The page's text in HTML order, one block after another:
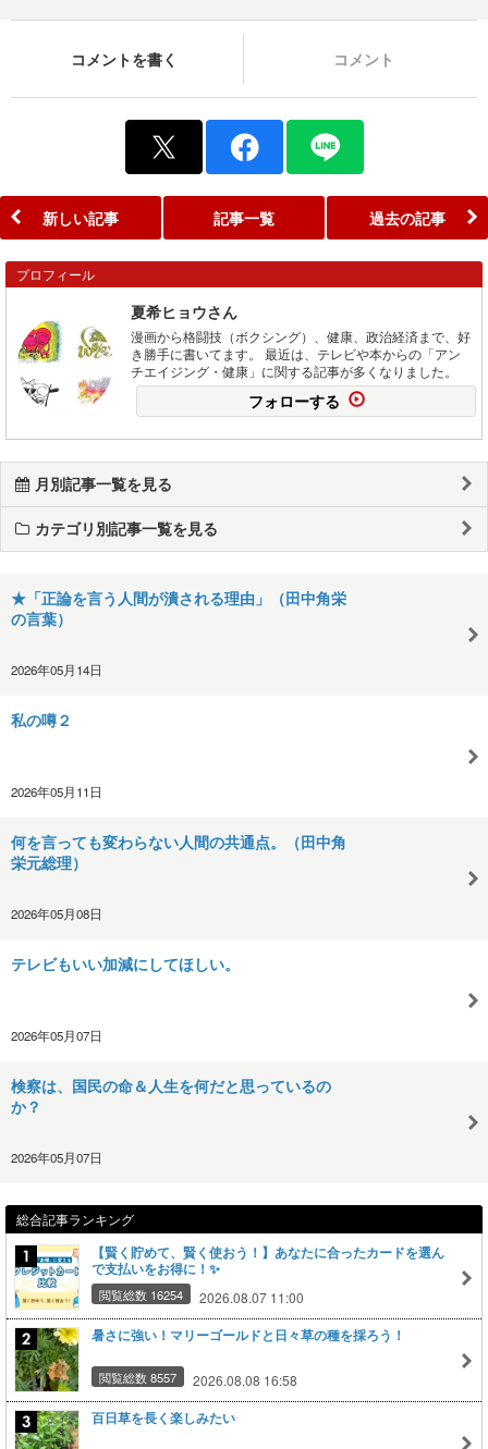
コメントを書く コメント
新しい記事 記事一覧 過去の記事
プロフィール
夏希ヒョウさん
漫画から格闘技（ボクシング）、健康、政治経済まで、好
き勝手に書いてます。 最近は、テレビや本からの「アン
チエイジング・健康」に関する記事が多くなりました。
フォローする
月別記事一覧を見る
カテゴリ別記事一覧を見る
★「正論を言う人間が潰される理由」（田中角栄
の言葉）
2026年05月14日
私の噂２
2026年05月11日
何を言っても変わらない人間の共通点。（田中角
栄元総理）
2026年05月08日
テレビもいい加減にしてほしい。
2026年05月07日
検察は、国民の命＆人生を何だと思っているの
か？
2026年05月07日
総合記事ランキング
【賢く貯めて、賢く使おう！】あなたに合ったカードを選ん
で支払いをお得に！✨
閲覧総数 16254 2026.08.07 11:00
暑さに強い！マリーゴールドと日々草の種を採ろう！
閲覧総数 8557 2026.08.08 16:58
百日草を長く楽しみたい